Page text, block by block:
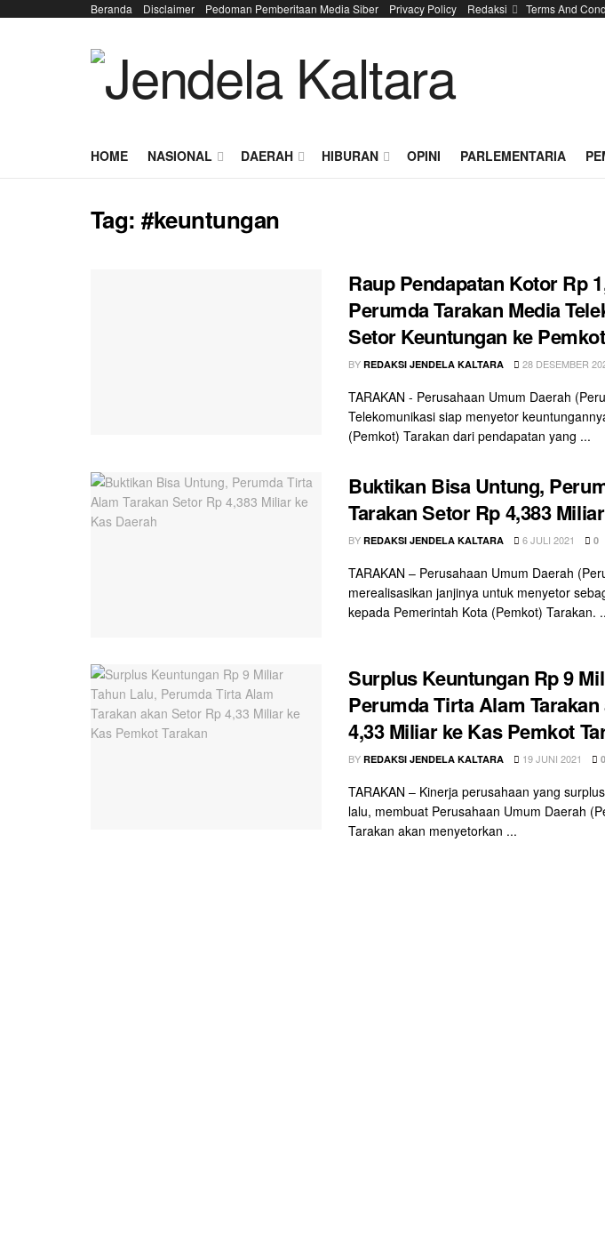
Beranda Disclaimer Pedoman Pemberitaan Media Siber Privacy Policy Redaksi Terms And
HOME NASIONAL DAERAH HIBURAN OPINI PARLEMENTARIA
Tag:#keuntungan
Raup Pendapatan Kotor Rp
Perumda Tarakan Media
Setor Keuntungan ke
BY REDAKSI JENDELA KALTARA 28 DESEMBER
TARAKAN - Perusahaan Umum Daerah
Telekomunikasi siap menyetor
(Pemkot) Tarakan dari pendapatan yang ...
Buktikan Bisa Untung,
Tarakan Setor Rp 4,383
BY REDAKSI JENDELA KALTARA 6 JULI 2021 0
TARAKAN – Perusahaan Umum Daerah
merealisasikan janjinya untuk menyetor
kepada Pemerintah Kota (Pemkot) Tarakan.
Surplus Keuntungan Rp 9
Perumda Tirta Alam
4,33 Miliar ke Kas Pemkot
BY REDAKSI JENDELA KALTARA 19 JUNI 2021 0
TARAKAN – Kinerja perusahaan yang
lalu, membuat Perusahaan Umum Daerah
Tarakan akan menyetorkan ...